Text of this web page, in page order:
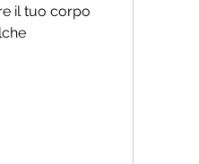
il tuo corpo